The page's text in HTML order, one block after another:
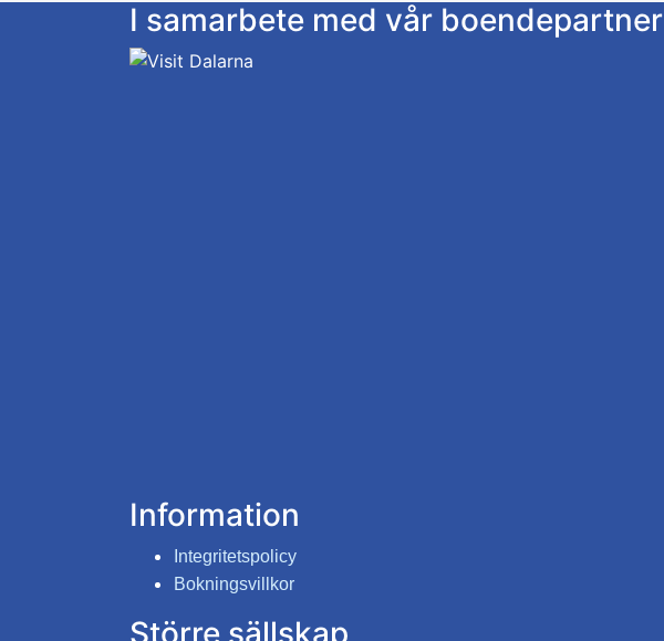
I samarbete med vår boendepartner
Information
Integritetspolicy
Bokningsvillkor